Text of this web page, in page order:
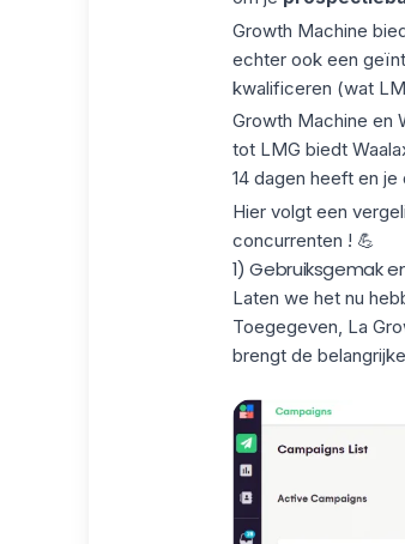
Growth Machine
echter ook een
kwalificeren (wat
Growth Machine en
tot LMG biedt
14 dagen heeft en
Hier volgt een
concurrenten ! 💪
1) Gebruiksgemak
Laten we het nu
Toegegeven, La
brengt de